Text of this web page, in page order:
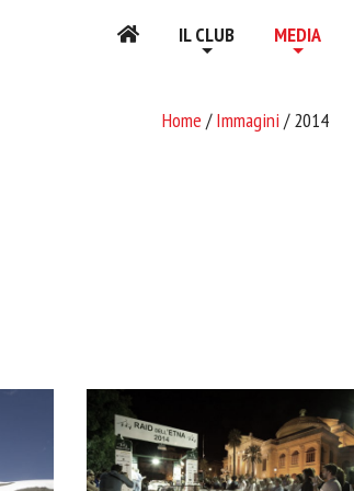
IL CLUB MEDIA
Home /Immagini / 2014